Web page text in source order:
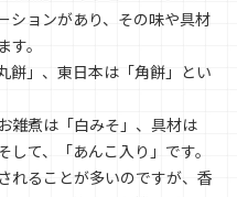
ションがあり、その味や具材
。
餅」、東日本は「角餅」とい
雑煮は「白みそ」、具材は
して、「あんこ入り」です。
れることが多いのですが、香